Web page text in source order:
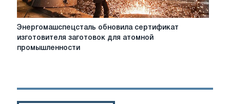
Энергомашспецсталь
обновила
атомной
Энергомашспецсталь обновила сертификат
изготовителя заготовок для атомной
промышленности